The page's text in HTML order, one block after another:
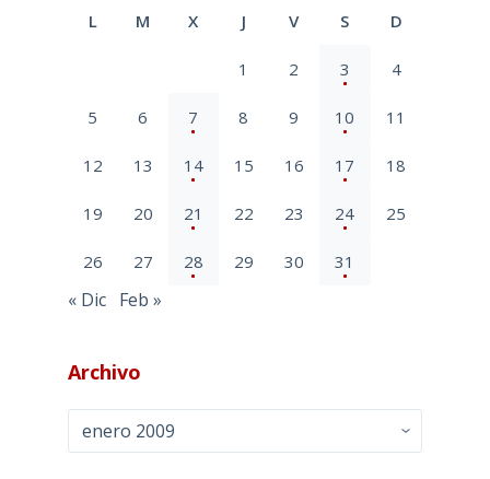
L M X J V S D
1 2 3 4
5 6 7 8 9 10 11
12 13 14 15 16 17 18
19 20 21 22 23 24 25
26 27 28 29 30 31
« Dic Feb »
Archivo